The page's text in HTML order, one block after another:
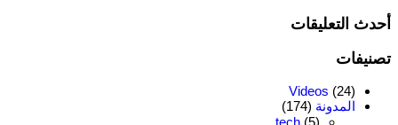
أحدث التعليقات
تصنيفات
Videos (24)
المدونة (174)